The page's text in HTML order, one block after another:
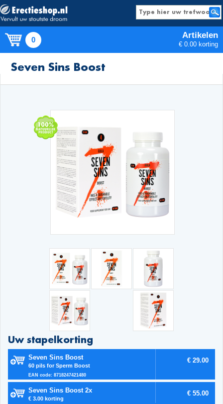
0 Artikelen
€ 0.00 korting
Producten
Seven Sins Boost
Uw stapelkorting
Seven Sins Boost
60 pils for Sperm Boost
EAN code: 8718247421480
€ 29.00
Seven Sins Boost 2x
€ 3.00 korting
€ 55.00